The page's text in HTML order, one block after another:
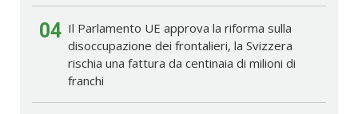
04 Il Parlamento UE approva la riforma sulla
disoccupazione dei frontalieri, la Svizzera
rischia una fattura da centinaia di milioni di
franchi